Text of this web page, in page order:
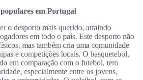
em Portugal
o desporto mais querido, atraindo
em todo o país. Este desporto não
mas também cria uma comunidade
e competições locais. O basquetebol,
em comparação com o futebol, tem
especialmente entre os jovens,